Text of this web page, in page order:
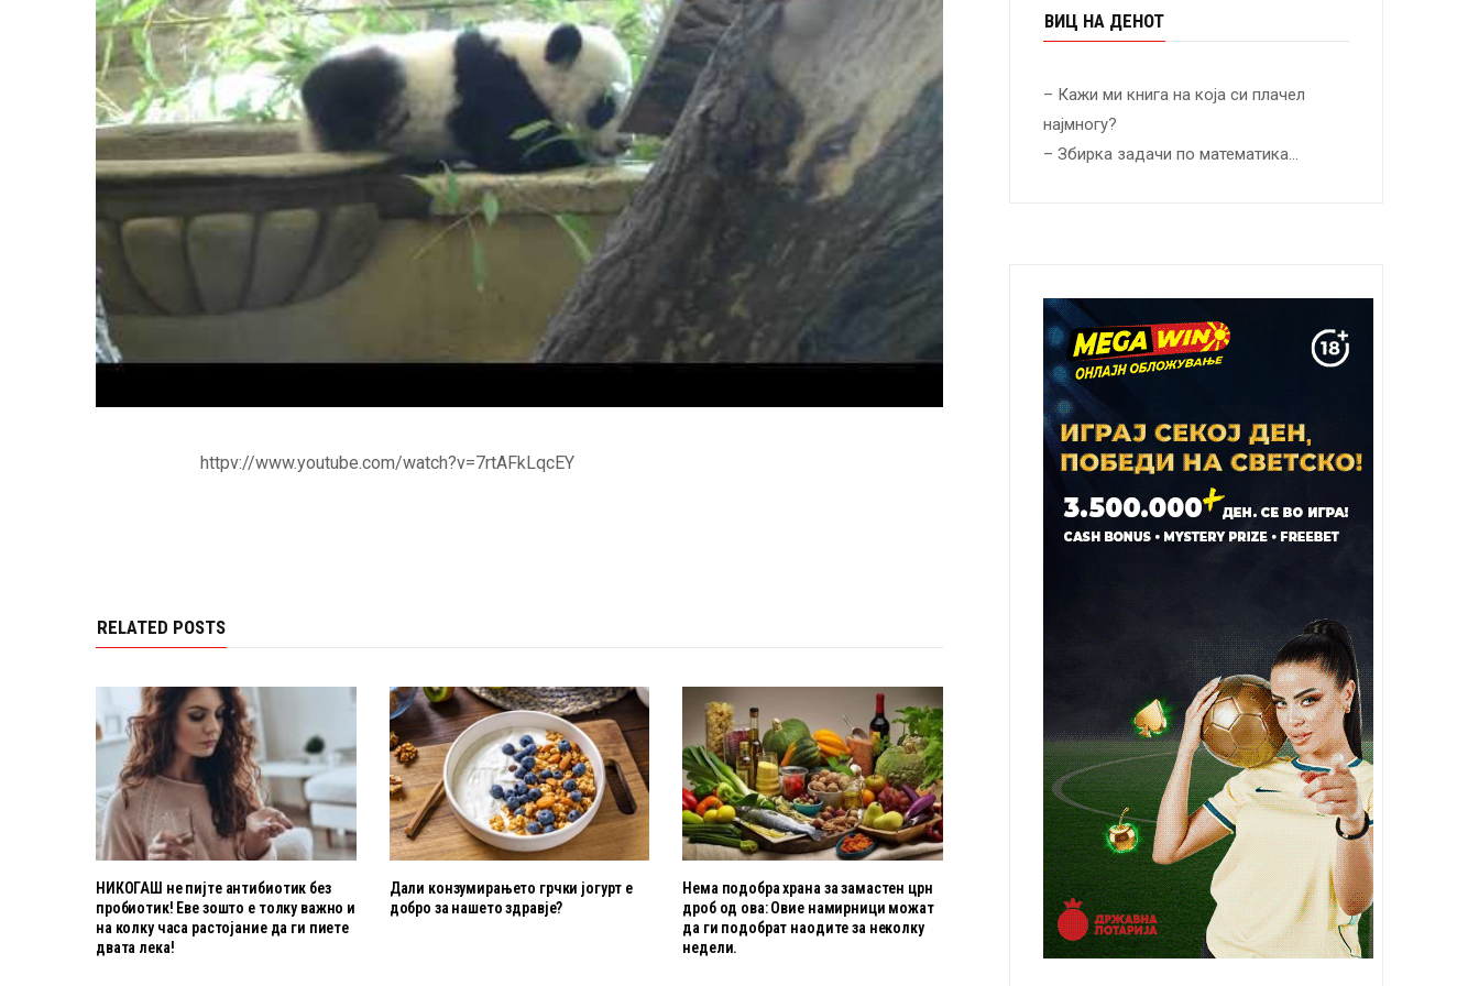
httpv://www.youtube.com/watch?v=7rtAFkLqcEY
RELATED POSTS
НИКОГАШ не пијте антибиотик без
пробиотик! Еве зошто е толку важно и
на колку часа растојание да ги пиете
двата лека!
Дали конзумирањето грчки јогурт е
добро за нашето здравје?
Нема подобра храна за замастен црн
дроб од ова: Овие намирници можат
да ги подобрат наодите за неколку
недели.
ВИЦ НА ДЕНОТ
– Кажи ми книга на која си плачел
најмногу?
– Збирка задачи по математика…